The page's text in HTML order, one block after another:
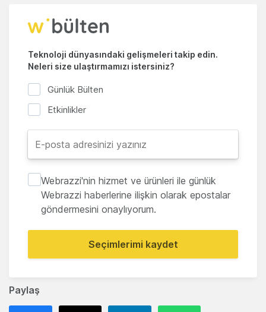
Paylaş
Teknoloji dünyasındaki gelişmeleri takip edin.
Neleri size ulaştırmamızı istersiniz?
Günlük Bülten
Etkinlikler
Webrazzi'nin hizmet ve ürünleri ile günlük
Webrazzi haberlerine ilişkin olarak epostalar
göndermesini onaylıyorum.
Seçimlerimi kaydet